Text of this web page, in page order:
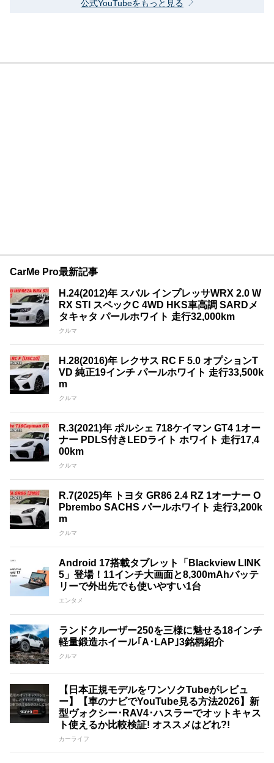
公式YouTubeをもっと見る
CarMe Pro最新記事
H.24(2012)年 スバル インプレッサWRX 2.0 W
RX STI スペックC 4WD HKS車高調 SARDメ
タキャタ パールホワイト 走行32,000km
クルマ
H.28(2016)年 レクサス RC F 5.0 オプションT
VD 純正19インチ パールホワイト 走行33,500k
m
クルマ
R.3(2021)年 ポルシェ 718ケイマン GT4 1オー
ナー PDLS付きLEDライト ホワイト 走行17,4
00km
クルマ
R.7(2025)年 トヨタ GR86 2.4 RZ 1オーナー O
Pbrembo SACHS パールホワイト 走行3,200k
m
クルマ
Android 17搭載タブレット「Blackview LINK
5」登場！11インチ大画面と8,300mAhバッテ
リーで外出先でも使いやすい1台
エンタメ
ランドクルーザー250を三様に魅せる18インチ
軽量鍛造ホイール｢A･LAP｣3銘柄紹介
クルマ
【日本正規モデルをワンソクTubeがレビュ
ー】【車のナビでYouTube見る方法2026】新
型ヴォクシー･RAV4･ハスラーでオットキャス
ト使えるか比較検証! オススメはどれ?!
カーライフ